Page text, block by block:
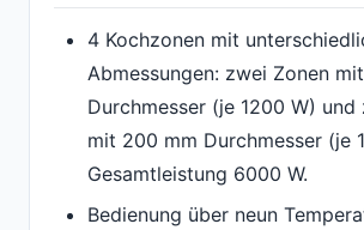
4 Kochzonen mit
Abmessungen: zwei Zonen
Durchmesser (je 1200 W) und
mit 200 mm Durchmesser (je
Gesamtleistung 6000 W.
Bedienung über neun